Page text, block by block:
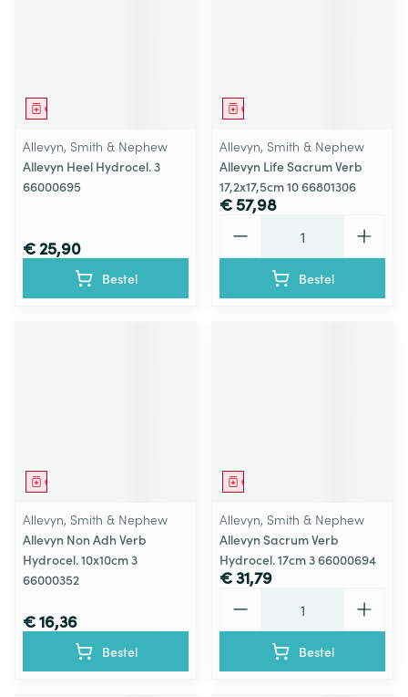
Geneesmiddel
Allevyn, Smith & Nephew
Allevyn Heel Hydrocel. 3
66000695
€ 25,90
Bestel
Geneesmiddel
Allevyn, Smith & Nephew
Allevyn Life Sacrum Verb
17,2x17,5cm 10 66801306
€ 57,98
Bestel
Geneesmiddel
Allevyn, Smith & Nephew
Allevyn Non Adh Verb
Hydrocel. 10x10cm 3
66000352
€ 16,36
Bestel
Geneesmiddel
Allevyn, Smith & Nephew
Allevyn Sacrum Verb
Hydrocel. 17cm 3 66000694
€ 31,79
Bestel